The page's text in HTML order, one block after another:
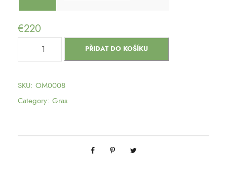
€220
r
D
s
PŘIDAT DO KOŠÍKU
SKU: OM0008
Category: Gras